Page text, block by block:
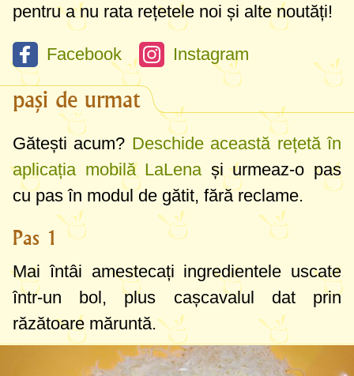
pentru a nu rata rețetele noi și alte noutăți!
Facebook Instagram
pași de urmat
Gătești acum? Deschide această rețetă în
aplicația mobilă LaLena și urmeaz-o pas
cu pas în modul de gătit, fără reclame.
Pas 1
Mai întâi amestecați ingredientele uscate
într-un bol, plus cașcavalul dat prin
răzătoare măruntă.